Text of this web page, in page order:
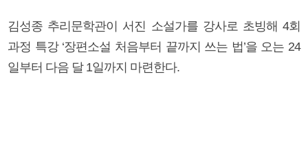
김성종 추리문학관이 서진 소설가를 강사로 초빙해 4회
과정 특강 ‘장편소설 처음부터 끝까지 쓰는 법’을 오는 24
일부터 다음 달 1일까지 마련한다.